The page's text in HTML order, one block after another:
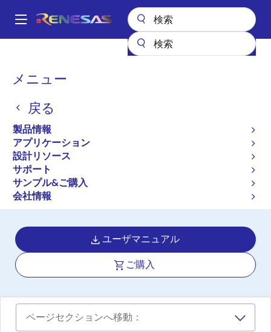
ン
Main
メニュー
戻る
製品情報
アプリケーション
設計リソース
サポート
サンプル&ご購入
会社情報
パ
く
ず
RTKA211630DE0000BU
RAA211630 Synchronous
Buck Evaluation Board
with 4.5V to 60V Input
Range, 3.3V 3A Output
(QFN version)
RTKA211630DE0000BU
ユーザマニュアル
ご購入
ページセクションへ移動：